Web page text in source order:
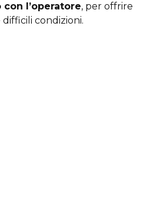
l’operatore, per offrire
condizioni.